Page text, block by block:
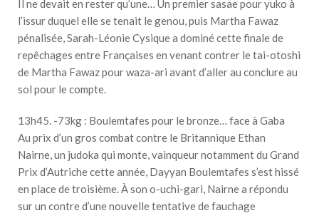
Il ne devait en rester qu’une… Un premier sasae pour yuko à
l’issur duquel elle se tenait le genou, puis Martha Fawaz
pénalisée, Sarah-Léonie Cysique a dominé cette finale de
repêchages entre Françaises en venant contrer le tai-otoshi
de Martha Fawaz pour waza-ari avant d’aller au conclure au
sol pour le compte.
13h45. -73kg : Boulemtafes pour le bronze… face à Gaba
Au prix d’un gros combat contre le Britannique Ethan
Nairne, un judoka qui monte, vainqueur notamment du Grand
Prix d’Autriche cette année, Dayyan Boulemtafes s’est hissé
en place de troisième. À son o-uchi-gari, Nairne a répondu
sur un contre d’une nouvelle tentative de fauchage